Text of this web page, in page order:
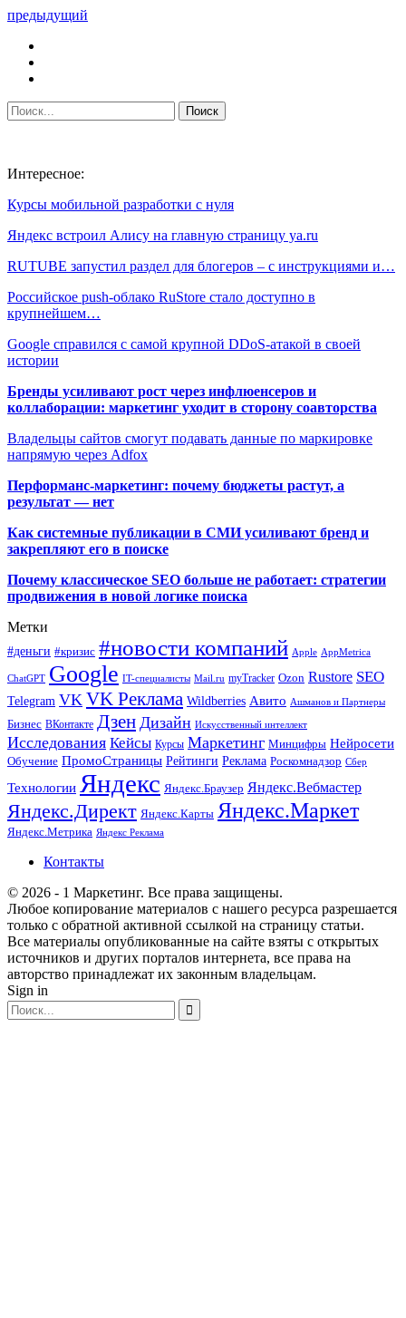
предыдущий
Интересное:
Курсы мобильной разработки с нуля
Яндекс встроил Алису на главную страницу ya.ru
RUTUBE запустил раздел для блогеров – с инструкциями и…
Российское push-облако RuStore стало доступно в
крупнейшем…
Google справился с самой крупной DDoS-атакой в своей
истории
Бренды усиливают рост через инфлюенсеров и
коллаборации: маркетинг уходит в сторону соавторства
Владельцы сайтов смогут подавать данные по маркировке
напрямую через Adfox
Перформанс-маркетинг: почему бюджеты растут, а
результат — нет
Как системные публикации в СМИ усиливают бренд и
закрепляют его в поиске
Почему классическое SEO больше не работает: стратегии
продвижения в новой логике поиска
Метки
#деньги #кризис #новости компаний Apple AppMetrica
ChatGPT Google IT-специалисты Mail.ru myTracker Ozon Rustore SEO
Telegram VK VK Реклама Wildberries Авито Ашманов и Партнеры
Бизнес ВКонтакте Дзен Дизайн Искусственный интеллект
Исследования Кейсы Курсы Маркетинг Минцифры Нейросети
Обучение ПромоСтраницы Рейтинги Реклама Роскомнадзор Сбер
Технологии Яндекс Яндекс.Браузер Яндекс.Вебмастер
Яндекс.Директ Яндекс.Карты Яндекс.Маркет
Яндекс.Метрика Яндекс Реклама
Контакты
© 2026 - 1 Маркетинг. Все права защищены.
Любое копирование материалов с нашего ресурса разрешается
только с обратной активной ссылкой на страницу статьи.
Все материалы опубликованные на сайте взяты с открытых
источников и других порталов интернета, все права на
авторство принадлежат их законным владельцам.
Sign in